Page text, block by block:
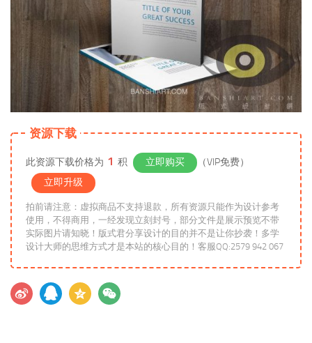
资源下载
此资源下载价格为 1 积 立即购买
（VIP免费）
立即升级
拍前请注意：虚拟商品不支持退款，所有资源只能作为设计参考
使用，不得商用，一经发现立刻封号，部分文件是展示预览不带
实际图片请知晓！版式君分享设计的目的并不是让你抄袭！多学
设计大师的思维方式才是本站的核心目的！客服QQ:2579 942 067